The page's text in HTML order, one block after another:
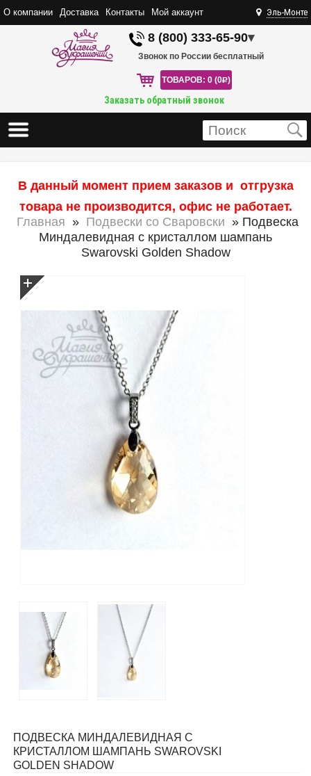
О компании Доставка Контакты Мой аккаунт Эль-Монте
8 (800) 333-65-90▾
Звонок по России бесплатный
ТОВАРОВ: 0 (0R)
Заказать обратный звонок
В данный момент прием заказов и отгрузка
товара не производится, офис не работает.
Главная » Подвески со Сваровски » Подвеска
Миндалевидная с кристаллом шампань
Swarovski Golden Shadow
ПОДВЕСКА МИНДАЛЕВИДНАЯ С
КРИСТАЛЛОМ ШАМПАНЬ SWAROVSKI
GOLDEN SHADOW